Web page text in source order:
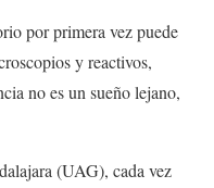
por primera vez puede
y reactivos,
no es un sueño lejano,
(UAG), cada vez